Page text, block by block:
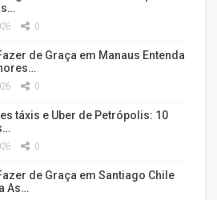
0
de Graça em Manaus Entenda
0
táxis e Uber de Petrópolis: 10
0
de Graça em Santiago Chile
As…